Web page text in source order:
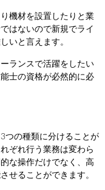
機材を設置したりと業
はないので新規でライ
いと言えます。
ランスで活躍をしたい
士の資格が必然的に必
つの種類に分けることが
ぞれ行う業務は変わら
な操作だけでなく、高
せることができます。